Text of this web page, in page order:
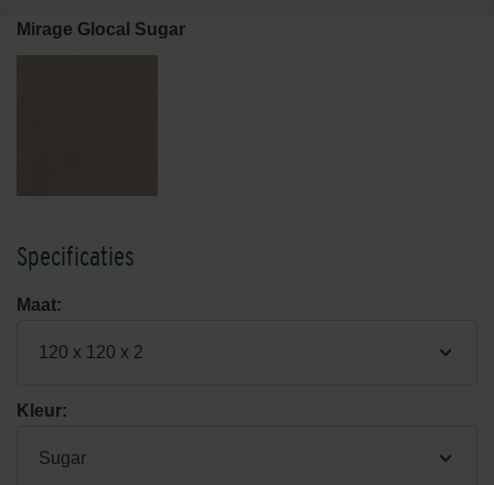
Mirage Glocal Sugar
Specificaties
Maat:
120 x 120 x 2
Kleur:
Sugar